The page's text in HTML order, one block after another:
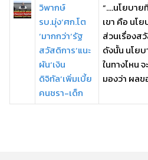
วิพากษ์
รบ.มุ่ง‘ศก.โต
‘มากกว่า‘รัฐ
สวัสดิการ’แนะ
ผัน‘เงิน
ดิจิทัล’เพิ่มเบี้ย
คนชรา-เด็ก
“….นโยบาย
เขา คือ นโ
ส่วนเรื่องส
ดังนั้น นโย
ในทางไหน
มองว่า ผลข